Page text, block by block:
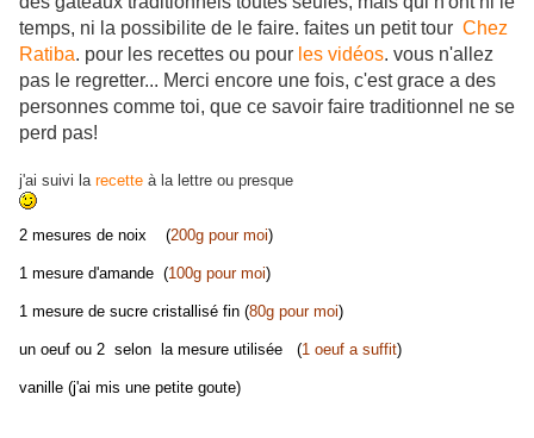
temps, ni la possibilite de le faire. faites un petit tour Chez
Ratiba. pour les recettes ou pour les vidéos. vous n'allez
pas le regretter... Merci encore une fois, c'est grace a des
personnes comme toi, que ce savoir faire traditionnel ne se
perd pas!
j'ai suivi la recette à la lettre ou presque
2 mesures de noix (200g pour moi)
1 mesure d'amande (100g pour moi)
1 mesure de sucre cristallisé fin (80g pour moi)
un oeuf ou 2 selon la mesure utilisée (1 oeuf a suffit)
vanille (j'ai mis une petite goute)